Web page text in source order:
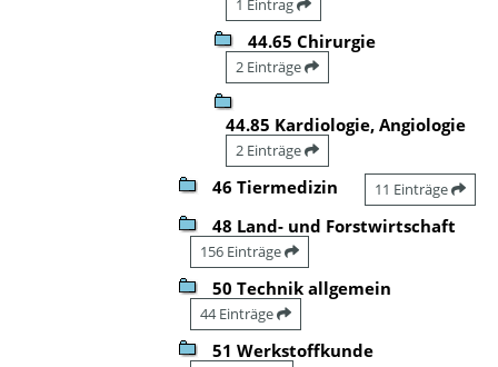
1 Eintrag
44.65 Chirurgie
2 Einträge
44.85 Kardiologie, Angiologie
2 Einträge
46 Tiermedizin 11 Einträge
48 Land- und Forstwirtschaft
156 Einträge
50 Technik allgemein
44 Einträge
51 Werkstoffkunde